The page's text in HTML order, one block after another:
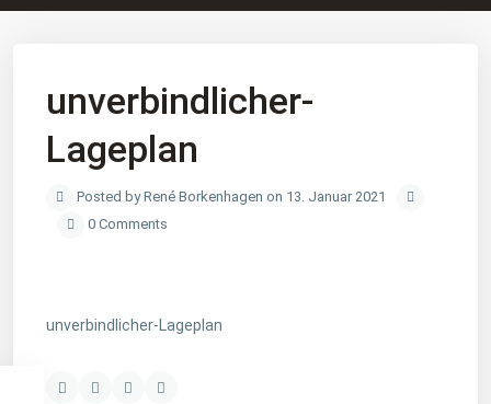
unverbindlicher-
Lageplan
Posted by René Borkenhagen on 13. Januar 2021
0 Comments
unverbindlicher-Lageplan